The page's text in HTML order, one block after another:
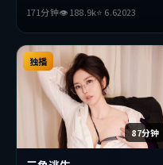
薛景求等主演。影片在叙事与视
听上力求突破，探讨人性与抉
择，节奏张弛有度，适合喜欢该
类型的观众完整观看。
171分钟👁188.9k⭐ 6.62023
87分钟
独播